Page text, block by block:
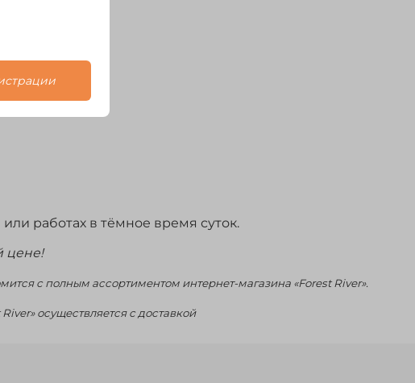
работах в тёмное время суток.
цене!
с полным ассортиментом интернет-магазина «Forest River».
River» осуществляется с доставкой